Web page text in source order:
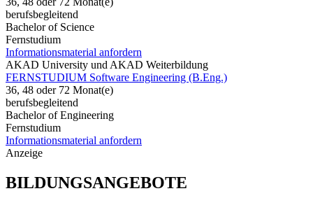
berufsbegleitend
Bachelor of Science
Fernstudium
Informationsmaterial anfordern
AKAD University und AKAD Weiterbildung
FERNSTUDIUM Software Engineering (B.Eng.)
36, 48 oder 72 Monat(e)
berufsbegleitend
Bachelor of Engineering
Fernstudium
Informationsmaterial anfordern
Anzeige
BILDUNGSANGEBOTE